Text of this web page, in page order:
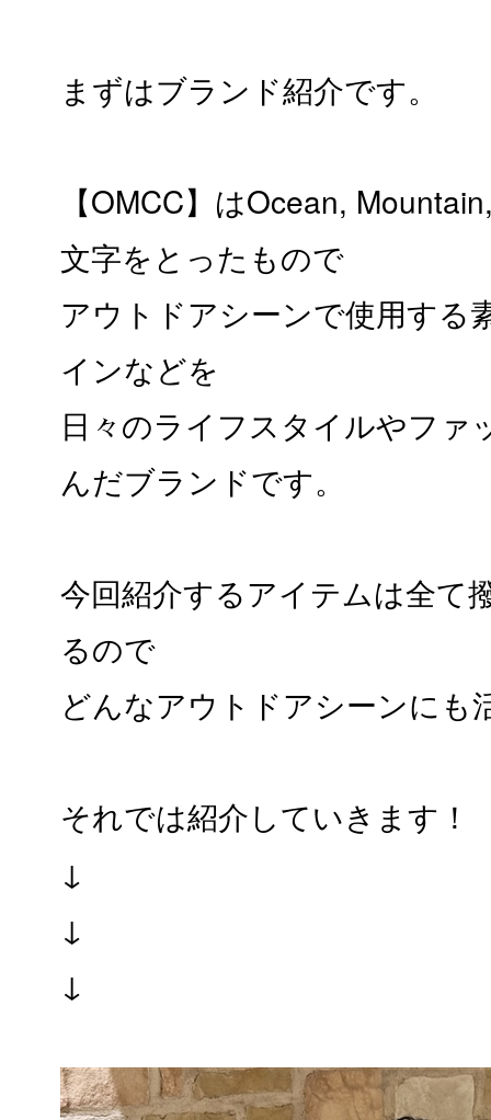
まずはブランド紹介です。
【OMCC】はOcean,
文字をとったもので
アウトドアシーンで使用する
インなどを
日々のライフスタイルやファ
んだブランドです。
今回紹介するアイテムは全て
るので
どんなアウトドアシーンにも
それでは紹介していきます！
↓
↓
↓